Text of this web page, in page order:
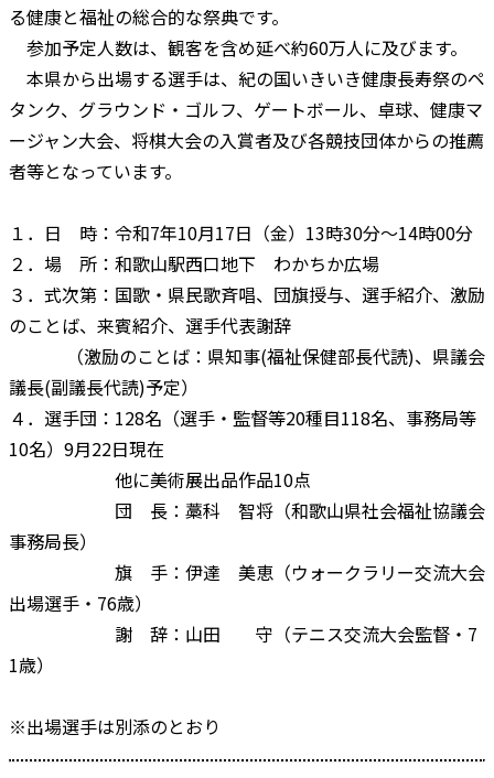
る健康と福祉の総合的な祭典です。
参加予定人数は、観客を含め延べ約60万人に及びます。
本県から出場する選手は、紀の国いきいき健康長寿祭のペ
タンク、グラウンド・ゴルフ、ゲートボール、卓球、健康マ
ージャン大会、将棋大会の入賞者及び各競技団体からの推薦
者等となっています。
１．日 時：令和7年10月17日（金）13時30分～14時00分
２．場 所：和歌山駅西口地下 わかちか広場
３．式次第：国歌・県民歌斉唱、団旗授与、選手紹介、激励
のことば、来賓紹介、選手代表謝辞
（激励のことば：県知事(福祉保健部長代読)、県議会
議長(副議長代読)予定）
４．選手団：128名（選手・監督等20種目118名、事務局等
10名）9月22日現在
他に美術展出品作品10点
団 長：藁科 智将（和歌山県社会福祉協議会
事務局長）
旗 手：伊達 美恵（ウォークラリー交流大会
出場選手・76歳）
謝 辞：山田 守（テニス交流大会監督・7
1歳）
※出場選手は別添のとおり